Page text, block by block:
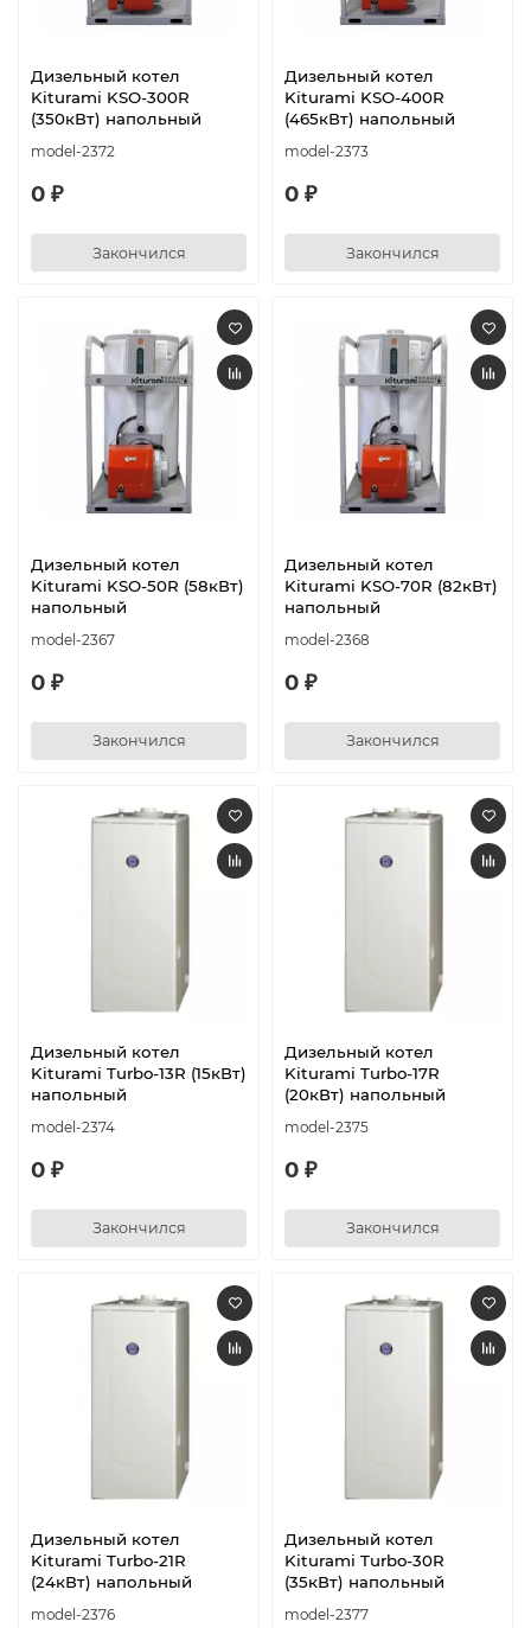
Дизельный котел
Kiturami KSO-300R
(350кВт) напольный
model-2372
0 ₽
Закончился
Дизельный котел
Kiturami KSO-400R
(465кВт) напольный
model-2373
0 ₽
Закончился
Дизельный котел
Kiturami KSO-50R (58кВт)
напольный
model-2367
0 ₽
Закончился
Дизельный котел
Kiturami KSO-70R (82кВт)
напольный
model-2368
0 ₽
Закончился
Дизельный котел
Kiturami Turbo-13R (15кВт)
напольный
model-2374
0 ₽
Закончился
Дизельный котел
Kiturami Turbo-17R
(20кВт) напольный
model-2375
0 ₽
Закончился
Дизельный котел
Kiturami Turbo-21R
(24кВт) напольный
model-2376
Дизельный котел
Kiturami Turbo-30R
(35кВт) напольный
model-2377